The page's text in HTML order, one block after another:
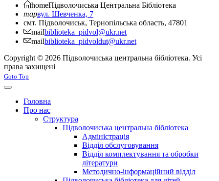
homeПідволочиська Центральна Бібліотека
mapвул. Шевченка, 7
смт. Підволочиськ, Тернопільська область, 47801
mailbiblioteka_pidvol@ukr.net
mailbiblioteka_pidvoldut@ukr.net
Copyright © 2026 Підволочиська центральна бібліотека. Усі
права захищені
Joomla! 3 Templates
Goto Top
Головна
Про нас
Структура
Підволочиська центральна бібліотека
Адміністрація
Відділ обслуговування
Відділ комплектування та обробки
літератури
Методично-інформаційний відділ